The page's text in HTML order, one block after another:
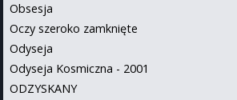
Obsesja
Oczy szeroko zamknięte
Odyseja
Odyseja Kosmiczna - 2001
ODZYSKANY